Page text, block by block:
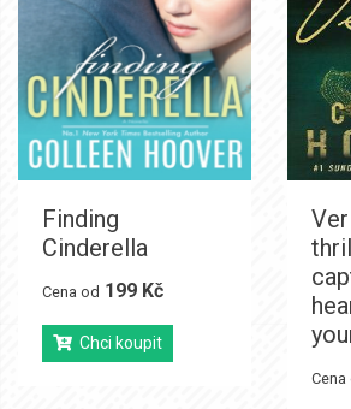
Finding
Cinderella
Cena od 199 Kč
Chci koupit
Cena